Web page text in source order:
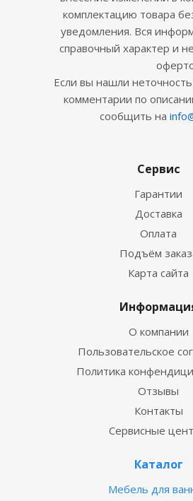
комплектацию товара
уведомления. Вся
справочный характер и
Если вы нашли
комментарии по
сообщить на
Сервис
Гарантии
Доставка
Оплата
Подъём
Карта сайта
О компании
Пользовательское
Политика
Отзывы
Контакты
Сервисные
Каталог
Мебель для